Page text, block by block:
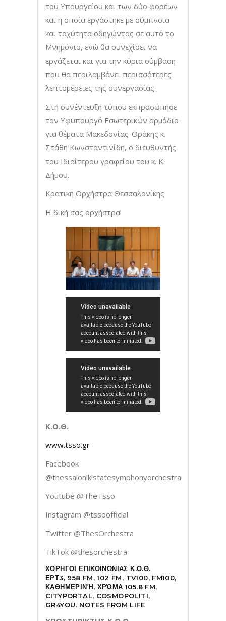
του Υπουργείου και των δύο φορέων
και η οποία εργάστηκε με σύμπνοια
και ταχύτητα οδηγώντας σε αυτό το
Μνημόνιο, ενώ θα συνεχίσει να
εργάζεται και για την κύρια σύμβαση
που θα περιλαμβάνει περισσότερες
λεπτομέρειες της συνεργασίας.
Στη συνέντευξη τύπου εκπροσώπησε
τον Υφυπουργό Εσωτερικών αρμόδιο
για θέματα Μακεδονίας-Θράκης κ.
Στάθη Κωνσταντινίδη, ο διευθυντής
του Ιδιαίτερου γραφείου του κ. Κ.
Δήμου.
Κρατική Ορχήστρα Θεσσαλονίκης
Η δική σας ορχήστρα!
Κ.Ο.Θ.
www.tsso.gr
Facebook
@thessalonikistatesymphonyorchestra
Youtube @TheTsso
Instagram @tssoofficial
Twitter @ThesOrchestra
TikTok @thesorchestra
ΧΟΡΗΓΟΙ ΕΠΙΚΟΙΝΩΝΙΑΣ Κ.Ο.Θ.
ΕΡΤ3, 958 FM, 102 FM, TV100, FM100,
ΚΑΘΗΜΕΡΙΝΉ, ΧΡΏΜΑ 105.8 FM,
CITYPORTAL, COSMOPOLITI,
GR4YOU, NOTES FROM LIFE